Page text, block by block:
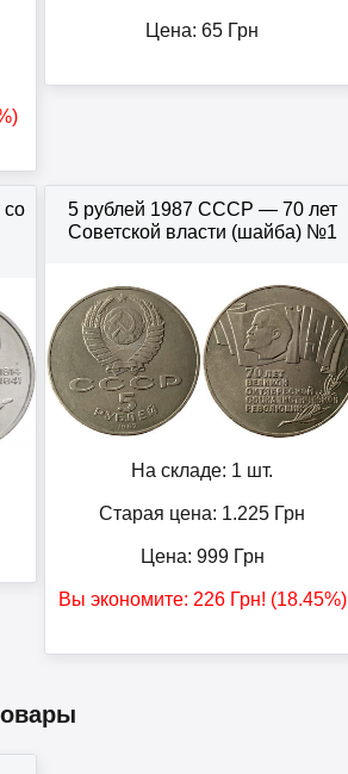
Цена:65 Грн
5 рублей 1987 СССР — 70 лет
Советской власти (шайба) №1
На складе: 1 шт.
Старая цена: 1.225 Грн
Цена: 999Грн
Вы экономите: 226Грн! (18.45%)